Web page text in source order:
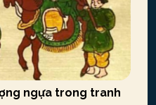
ngựa trong tranh